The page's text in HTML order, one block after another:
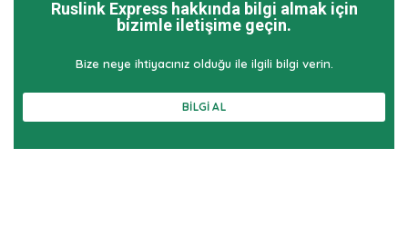
Ruslink Express hakkında bilgi almak için
bizimle iletişime geçin.
Bize neye ihtiyacınız olduğu ile ilgili bilgi verin.
BILGI AL